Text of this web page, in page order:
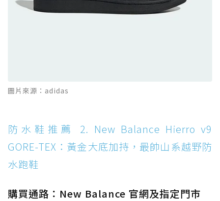
防水鞋推薦 11. On Cloudhorizon 2 WP：腳
感軟彈、搭載 Missiongrip™ 的防水輕越野鞋
Boot：馬汀首款雨靴登場，經典八孔加上全防
防水鞋推薦 14. SKECHERS BADGER
WATERPROOF：一踩即穿懶人神器！搭載固特
異大底與全防水厚底健走鞋
防水鞋推薦 15. Brooks Cascadia 19 GTX：注
圖片來源：adidas
防水鞋推薦 2. New Balance Hierro v9
GORE-TEX：黃金大底加持，最帥山系越野防
水跑鞋
購買通路：New Balance 官網及指定門市